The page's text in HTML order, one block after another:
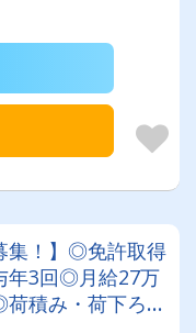
集！】◎免許取得
年3回◎月給27万
積み・荷下ろし